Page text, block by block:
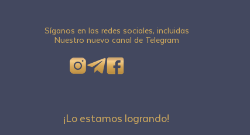
Síganos en las redes sociales, incluidas
Nuestro nuevo canal de Telegram
¡Lo estamos logrando!